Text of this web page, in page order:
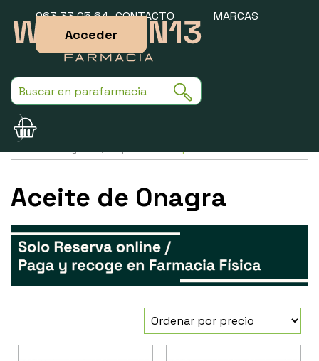
963 33 05 64 CONTACTO MARCAS
Acceder
Usamos cookies para mejorar la experiencia de la web. Si sigues
Aceite de Onagra